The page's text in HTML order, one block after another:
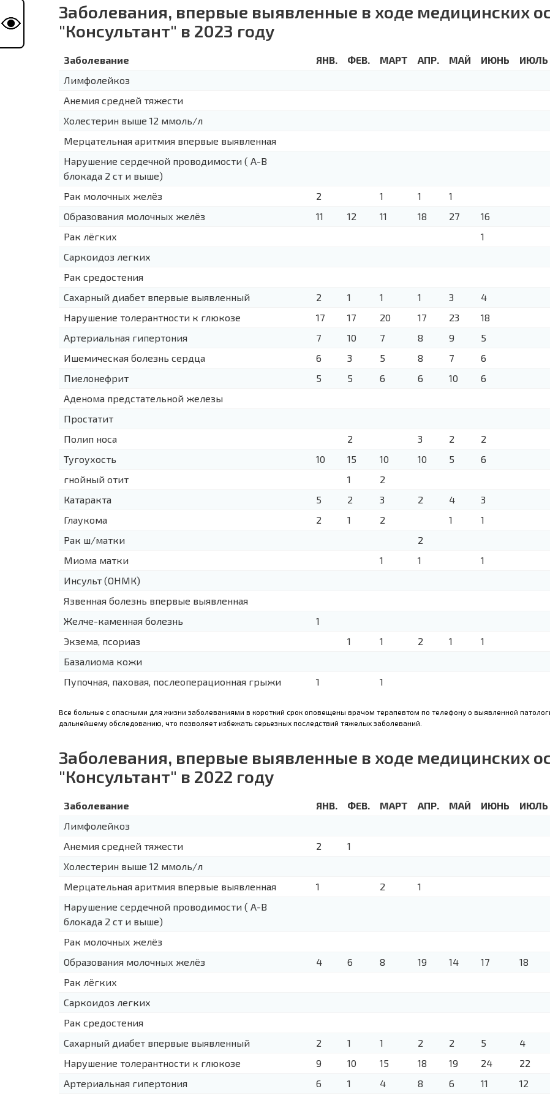
Заболевания, впервые выявленные в ходе медицинских
"Консультант" в 2023 году
Заболевание ЯНВ. ФЕВ. МАРТ АПР. МАЙ ИЮНЬ ИЮЛЬ
Лимфолейкоз
Анемия средней тяжести
Холестерин выше 12 ммоль/л
Мерцательная аритмия впервые выявленная
Нарушение сердечной проводимости ( А-В
блокада 2 ст и выше)
Рак молочных желёз
2 1 1 1
Образования молочных желёз
11 12 11 18 27 16
Рак лёгких
1
Саркоидоз легких
Рак средостения
Сахарный диабет впервые выявленный
2 1 1 1 3 4
Нарушение толерантности к глюкозе
17 17 20 17 23 18
Артериальная гипертония
7 10 7 8 9 5
Ишемическая болезнь сердца
6 3 5 8 7 6
Пиелонефрит
5 5 6 6 10 6
Аденома предстательной железы
Простатит
Полип носа
2 3 2 2
Тугоухость
10 15 10 10 5 6
гнойный отит
1 2
Катаракта
5 2 3 2 4 3
Глаукома
2 1 2 1 1
Рак ш/матки
2
Миома матки
1 1 1
Инсульт (ОНМК)
Язвенная болезнь впервые выявленная
Желче-каменная болезнь
1
Экзема, псориаз
1 1 2 1 1
Базалиома кожи
Пупочная, паховая, послеоперационная грыжи
1 1
Все больные с опасными для жизни заболеваниями в короткий срок оповещены врачом терапевтом по телефону о выявленной
дальнейшему обследованию, что позволяет избежать серьезных последствий тяжелых заболеваний.
Заболевания, впервые выявленные в ходе медицинских
"Консультант" в 2022 году
Заболевание ЯНВ. ФЕВ. МАРТ АПР. МАЙ ИЮНЬ ИЮЛЬ
Лимфолейкоз
Анемия средней тяжести
2 1
Холестерин выше 12 ммоль/л
Мерцательная аритмия впервые выявленная
1 2 1
Нарушение сердечной проводимости ( А-В
блокада 2 ст и выше)
Рак молочных желёз
Образования молочных желёз
4 6 8 19 14 17 18
Рак лёгких
Саркоидоз легких
Рак средостения
Сахарный диабет впервые выявленный
2 1 1 2 2 5 4
Нарушение толерантности к глюкозе
9 10 15 18 19 24 22
Артериальная гипертония
6 1 4 8 6 11 12